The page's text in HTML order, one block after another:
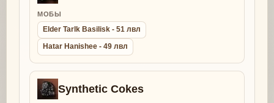
МОБЫ
Elder Tarlk Basilisk - 51 лвл
Hatar Hanishee - 49 лвл
Synthetic Cokes